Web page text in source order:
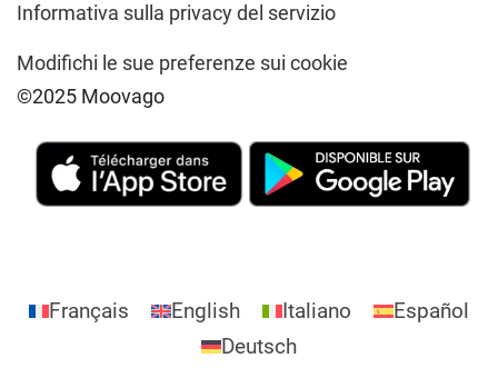
Informativa sulla privacy del servizio
Modifichi le sue preferenze sui cookie
©2025 Moovago
Français English Italiano
Español
Deutsch